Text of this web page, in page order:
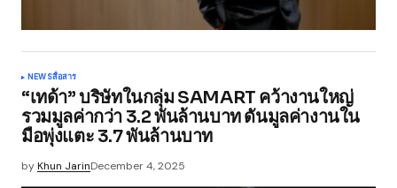
NEWSสื่อสาร
“เทด้า” บริษัทในกลุ่ม SAMART คว้างานใหญ่
รวมมูลค่ากว่า 3.2 พันล้านบาท ดันมูลค่างานใน
มือพุ่งแตะ 3.7 พันล้านบาท
byKhun JarinDecember 4, 2025